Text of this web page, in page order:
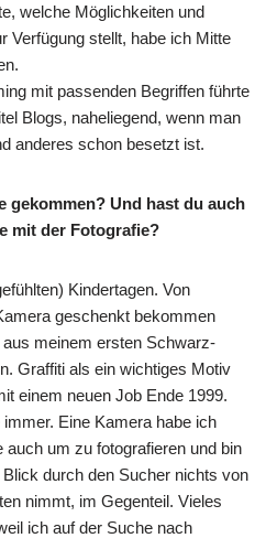
welche Möglichkeiten und
Verfügung stellt, habe ich Mitte
mit passenden Begriffen führte
Blogs, naheliegend, wenn man
anderes schon besetzt ist.
gekommen? Und hast du auch
mit der Fotografie?
Kindertagen. Von
geschenkt bekommen
meinem ersten Schwarz-
Graffiti als ein wichtiges Motiv
einem neuen Job Ende 1999.
Eine Kamera habe ich
um zu fotografieren und bin
durch den Sucher nichts von
nimmt, im Gegenteil. Vieles
ich auf der Suche nach